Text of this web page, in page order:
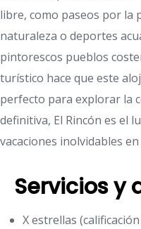
libre, como paseos por la
naturaleza o deportes
pintorescos pueblos
turístico hace que este
perfecto para explorar la
definitiva, El Rincón es el
vacaciones inolvidables
Servicios y
X estrellas